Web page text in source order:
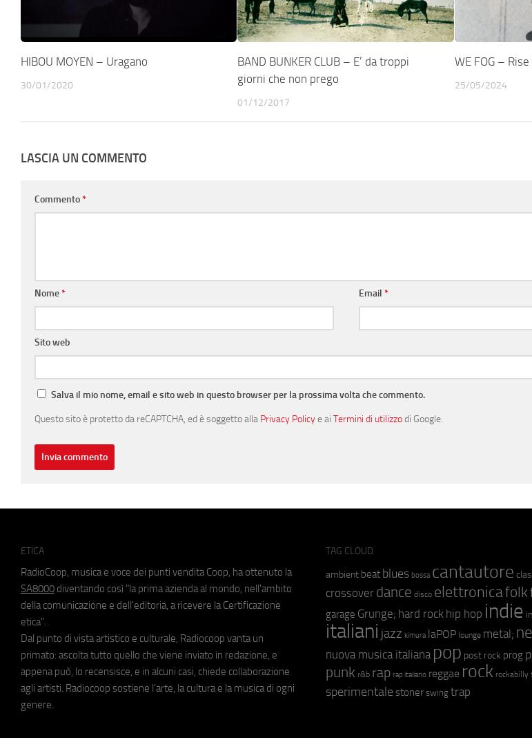
HIBOU MOYEN – Uragano
30/01/2020
BAND BUNKER CLUB – E’ da troppi
giorni che non prego
01/12/2017
WE FOG –
25/05/2024
LASCIA UN COMMENTO
Commento*
Nome* Email*
Sito web
Salva il mio nome, email e sito web in questo browser per la prossima volta che commento.
Questo sito è protetto da reCAPTCHA, ed è soggetto alla Privacy Policye ai Termini di utilizzodi Google.
ETICA
RadioCoop, musica e voce dei punti vendita Coop, ha ottenuto la
SA8000 diventando così "la prima azienda al mondo, nell'ambito
della comunicazione e dell'editoria, a ricevere la Certificazione
etica".
Dal punto di vista artistico e culturale, Radiocoop vanta un
primato: ascolta tutto quello che viene inviato in redazione, e
appena può, lo recensisce, e in alcuni casi, chiede collaborazione
agli artisti. Radiocoop sostiene l'arte, la cultura e la musica di ogni
genere.
TAG CLOUD
ambient beat blues bossa cantautore
crossover dance disco elettronicafolk
garage Grunge; hard rock hip hop indie
italiani jazz kimura laPOP lounge metal;
nuova musica italiana pop post rock prog
punk r&b rap rap italiano reggae rock rockabilly
sperimentale stoner swing trap